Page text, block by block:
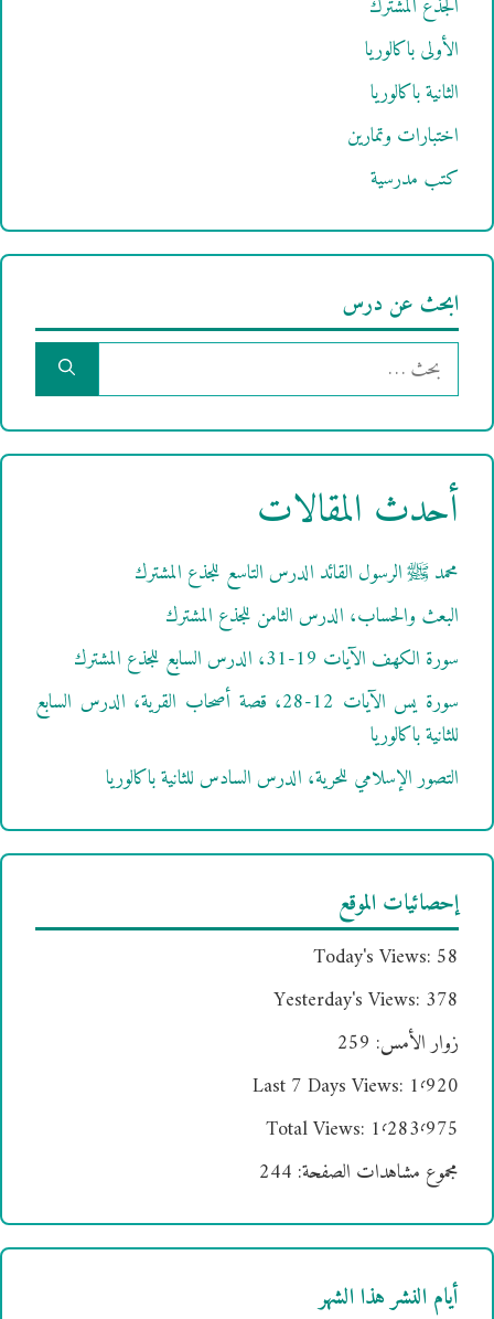
الأولى باكالوريا
الثانية باكالوريا
اختبارات وتمارين
كتب مدرسية
ابحث عن درس
البحث
عن:
أحدث المقالات
محمد ﷺ الرسول القائد الدرس التاسع للجذع المشترك
البعث والحساب، الدرس الثامن للجذع المشترك
سورة الكهف الآيات 19-31، الدرس السابع للجذع المشترك
سورة يس الآيات 12-28، قصة أصحاب القرية، الدرس السابع
للثانية باكالوريا
التصور الإسلامي للحرية، الدرس السادس للثانية باكالوريا
إحصائيات الموقع
Today's Views: 58
Yesterday's Views: 378
زوار الأمس: 259
Last 7 Days Views: 1٬920
Total Views: 1٬283٬975
مجموع مشاهدات الصفحة: 244
أيام النشر هذا الشهر